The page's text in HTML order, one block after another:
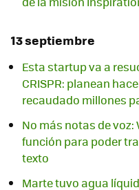
13 septiembre
Esta startup va a
CRISPR: planean
recaudado millones
No más notas de
función para poder
texto
Marte tuvo agua